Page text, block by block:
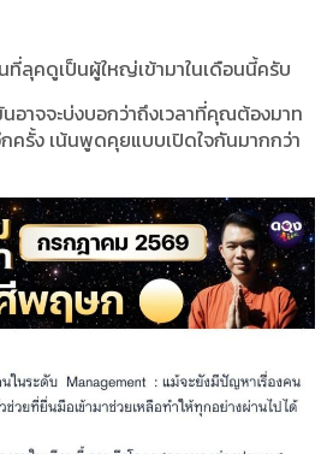
ที่ลุคดูเป็นผู้ใหญ่เข้ามาในเดือนนี้ครับ
าจจะบ่งบอกว่าถึงเวลาที่คุณต้องมาท
ครั้ง เน้นพูดคุยแบบเปิดใจกันมากกว่า